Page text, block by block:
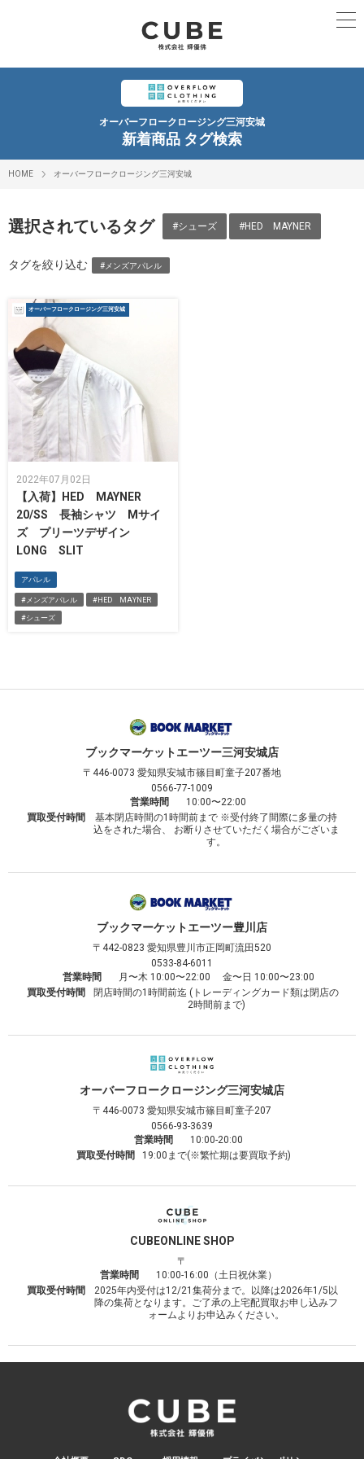
オーバーフロークロージング三河安城
新着商品 タグ検索
HOME オーバーフロークロージング三河安城
選択されているタグ #シューズ #HED MAYNER
タグを絞り込む #メンズアパレル
オーバーフロークロージング三河安城
2022年07月02日
【入荷】HED MAYNER
20/SS 長袖シャツ Mサイ
ズ プリーツデザイン
LONG SLIT
アパレル
#メンズアパレル #HED MAYNER
#シューズ
ブックマーケットエーツー三河安城店
〒446-0073 愛知県安城市篠目町童子207番地
0566-77-1009
営業時間
10:00〜22:00
買取受付時間
基本閉店時間の1時間前まで ※受付終了間際に多量の持
込をされた場合、 お断りさせていただく場合がございま
す。
ブックマーケットエーツー豊川店
〒442-0823 愛知県豊川市正岡町流田520
0533-84-6011
営業時間
月〜木 10:00〜22:00 金〜日 10:00〜23:00
買取受付時間
閉店時間の1時間前迄 (トレーディングカード類は閉店の
2時間前まで)
オーバーフロークロージング三河安城店
〒446-0073 愛知県安城市篠目町童子207
0566-93-3639
営業時間
10:00-20:00
買取受付時間
19:00まで(※繁忙期は要買取予約)
CUBEONLINE SHOP
〒
営業時間
10:00-16:00（土日祝休業）
買取受付時間
2025年内受付は12/21集荷分まで。以降は2026年1/5以
降の集荷となります。ご了承の上宅配買取お申し込みフ
ォームよりお申込みください。